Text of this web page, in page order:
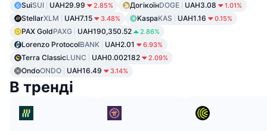
SuiSUI UAH29.99 2.85% ДогікоїнDOGE UAH3.08 1.01%
StellarXLM UAH7.15 3.48% KaspaKAS UAH1.16 0.15%
PAX GoldPAXG UAH190,350.52 2.86%
Lorenzo ProtocolBANK UAH2.01 6.93%
Terra ClassicLUNC UAH0.002182 2.09%
OndoONDO UAH16.49 3.14%
В тренді